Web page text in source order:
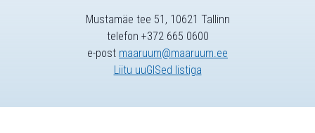
Mustamäe tee 51, 10621 Tallinn
telefon +372 665 0600
e-post maaruum@maaruum.ee
Liitu uuGISed listiga